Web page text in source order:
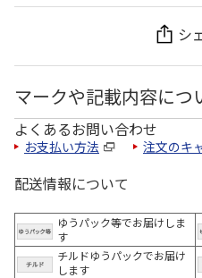
シ
マークや記載内容につ
よくあるお問い合わせ
お支払い方法 注文のキ
配送情報について
ゆうパック等でお届けしま
す
チルドゆうパックでお届け
します